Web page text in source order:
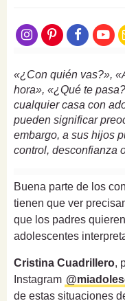
«¿Con quién vas?»,
hora», «¿Qué te
cualquier casa con
pueden significar
embargo, a sus hijos
control, desconfianza
Buena parte de los
tienen que ver
que los padres
adolescentes
Cristina Cuadrillero,
Instagram
de estas situaciones